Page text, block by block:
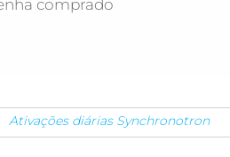
comprado
Ativações diárias Synchronotron